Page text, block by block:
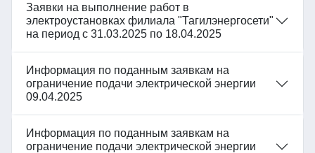
Заявки на выполнение работ в
электроустановках филиала "Тагилэнергосети"
на период с 31.03.2025 по 18.04.2025
Информация по поданным заявкам на
ограничение подачи электрической энергии
09.04.2025
Информация по поданным заявкам на
ограничение подачи электрической энергии